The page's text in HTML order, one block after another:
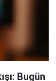
Bugün